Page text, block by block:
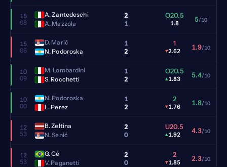
15
08
A. Zantedeschi
A. Mazzola
2
1
O20.5
1.8 5/10
15
06
D. Marić
N. Podoroska
1
2
1
▾2.62 1.9/10
10
09
M. Lombardini
S. Rocchetti
1
2
O20.5
▴1.83 5.4/10
10
00
N. Podoroska
L. Perez
1
2
2
▾1.76 1.8/10
12
53
B. Zeltina
N. Senić
2
0
U20.5
▴1.92 4.3/10
12
53
G. Cé
V. Paganetti
2
0
2
▾1.85 2.3/10